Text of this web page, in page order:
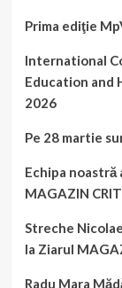
Prima ediţie
International
Education and
2026
Pe 28 martie
Echipa
MAGAZIN
Streche
la Ziarul
Radu Mara